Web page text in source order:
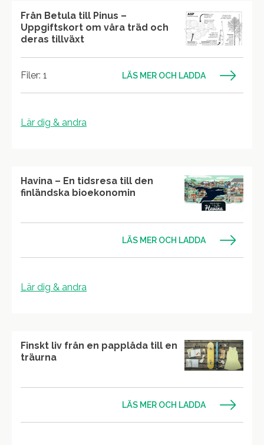
Från Betula till Pinus –
Uppgiftskort om våra träd och
deras tillväxt
Filer: 1 LÄS MER OCH LADDA
Lär dig & andra
Havina – En tidsresa till den
finländska bioekonomin
LÄS MER OCH LADDA
Lär dig & andra
Finskt liv från en papplåda till en
träurna
LÄS MER OCH LADDA